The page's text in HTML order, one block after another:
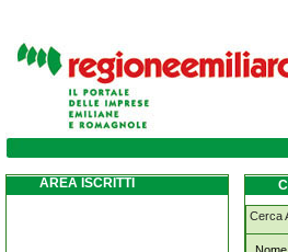
tessuti-non-tessuti-
AREA ISCRITTI
Cerca